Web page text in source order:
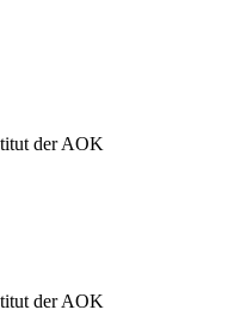
der AOK
der AOK